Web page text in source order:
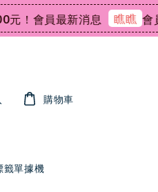
會員最新消息 瞧瞧 會員領
籤單據機
購物車